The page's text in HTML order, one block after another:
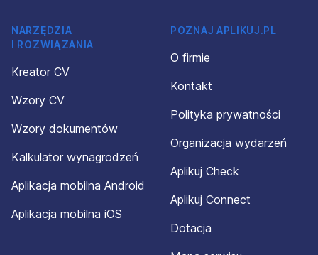
NARZĘDZIA
I ROZWIĄZANIA
Kreator CV
Wzory CV
Wzory dokumentów
Kalkulator wynagrodzeń
Aplikacja mobilna Android
Aplikacja mobilna iOS
POZNAJ APLIKUJ.PL
O firmie
Kontakt
Polityka prywatności
Organizacja wydarzeń
Aplikuj Check
Aplikuj Connect
Dotacja